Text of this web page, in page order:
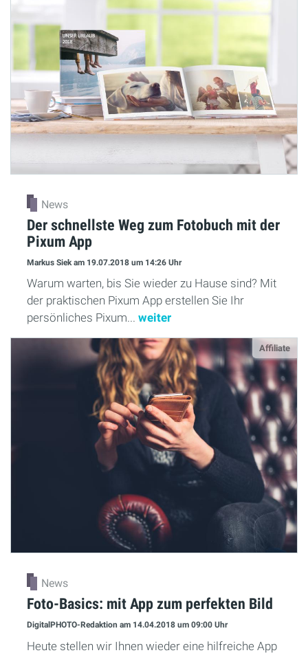
News
Der schnellste Weg zum Fotobuch mit der
Pixum App
Markus Siek am 19.07.2018 um 14:26 Uhr
Warum warten, bis Sie wieder zu Hause sind? Mit
der praktischen Pixum App erstellen Sie Ihr
persönliches Pixum... weiter
Affiliate
News
Foto-Basics: mit App zum perfekten Bild
DigitalPHOTO-Redaktion am 14.04.2018 um 09:00 Uhr
Heute stellen wir Ihnen wieder eine hilfreiche App